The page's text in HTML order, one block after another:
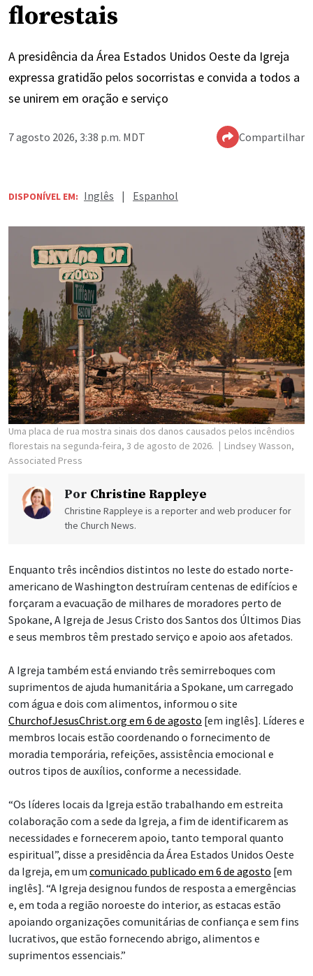
florestais
A presidência da Área Estados Unidos Oeste da Igreja
expressa gratidão pelos socorristas e convida a todos a
se unirem em oração e serviço
7 agosto 2026, 3:38 p.m. MDT Compartilhar
DISPONÍVEL EM: Inglês | Espanhol
Uma placa de rua mostra sinais dos danos causados pelos incêndios
florestais na segunda-feira, 3 de agosto de 2026.
Lindsey Wasson,
Associated Press
Por Christine Rappleye
Christine Rappleye is a reporter and web producer for
the Church News.
Enquanto três incêndios distintos no leste do estado norte-
americano de Washington destruíram centenas de edifícios e
forçaram a evacuação de milhares de moradores perto de
Spokane, A Igreja de Jesus Cristo dos Santos dos Últimos Dias
e seus membros têm prestado serviço e apoio aos afetados.
A Igreja também está enviando três semirreboques com
suprimentos de ajuda humanitária a Spokane, um carregado
com água e dois com alimentos, informou o site
ChurchofJesusChrist.org em 6 de agosto [em inglês]. Líderes e
membros locais estão coordenando o fornecimento de
moradia temporária, refeições, assistência emocional e
outros tipos de auxílios, conforme a necessidade.
“Os líderes locais da Igreja estão trabalhando em estreita
colaboração com a sede da Igreja, a fim de identificarem as
necessidades e fornecerem apoio, tanto temporal quanto
espiritual”, disse a presidência da Área Estados Unidos Oeste
da Igreja, em um comunicado publicado em 6 de agosto [em
inglês]. “A Igreja designou fundos de resposta a emergências
e, em toda a região noroeste do interior, as estacas estão
apoiando organizações comunitárias de confiança e sem fins
lucrativos, que estão fornecendo abrigo, alimentos e
suprimentos essenciais.”